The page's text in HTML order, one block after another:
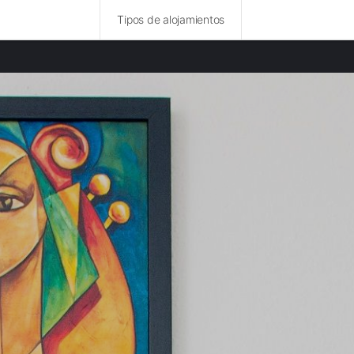
Tipos de alojamientos